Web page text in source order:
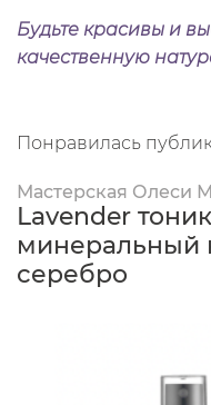
Будьте красивы и
качественную
Понравилась
Мастерская Олеси
Lavender
минеральный
серебро